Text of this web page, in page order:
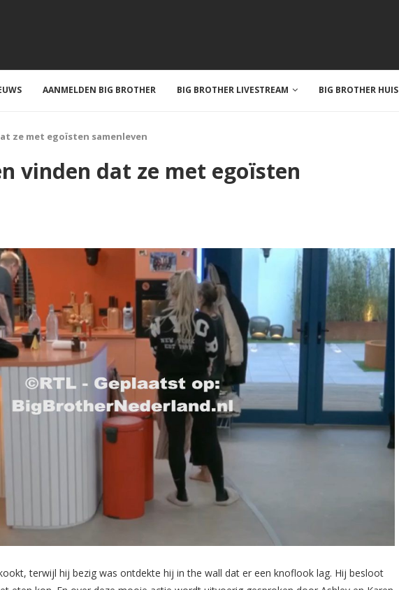
AANMELDEN BIG BROTHER BIG BROTHER LIVESTREAM BIG BROTHER HUIS
ze met egoïsten samenleven
vinden dat ze met egoïsten
terwijl hij bezig was ontdekte hij in the wall dat er een knoflook lag. Hij besloot